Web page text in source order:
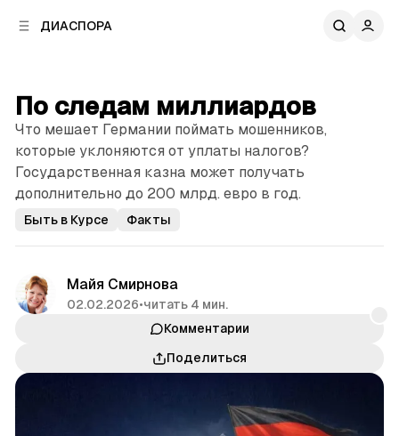
ДИАСПОРА
По следам миллиардов
Что мешает Германии поймать мошенников,
которые уклоняются от уплаты налогов?
Государственная казна может получать
дополнительно до 200 млрд. евро в год.
Быть в Курсе Факты
Майя Смирнова
02.02.2026•читать 4 мин.
Комментарии
Поделиться